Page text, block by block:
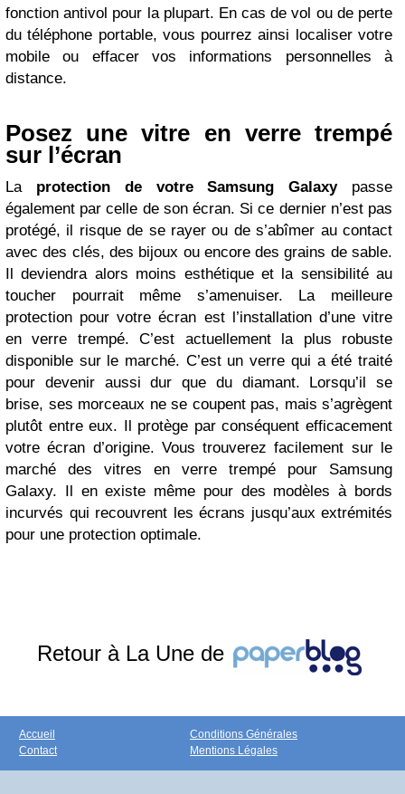
fonction antivol pour la plupart. En cas de vol ou de perte
du téléphone portable, vous pourrez ainsi localiser votre
mobile ou effacer vos informations personnelles à
distance.
Posez une vitre en verre trempé
sur l’écran
La protection de votre Samsung Galaxypasse
également par celle de son écran. Si ce dernier n’est pas
protégé, il risque de se rayer ou de s’abîmer au contact
avec des clés, des bijoux ou encore des grains de sable.
Il deviendra alors moins esthétique et la sensibilité au
toucher pourrait même s’amenuiser. La meilleure
protection pour votre écran est l’installation d’une vitre
en verre trempé. C’est actuellement la plus robuste
disponible sur le marché. C’est un verre qui a été traité
pour devenir aussi dur que du diamant. Lorsqu’il se
brise, ses morceaux ne se coupent pas, mais s’agrègent
plutôt entre eux. Il protège par conséquent efficacement
votre écran d’origine. Vous trouverez facilement sur le
marché des vitres en verre trempé pour Samsung
Galaxy. Il en existe même pour des modèles à bords
incurvés qui recouvrent les écrans jusqu’aux extrémités
pour une protection optimale.
Retour à La Une de
Accueil
Contact
Conditions Générales
Mentions Légales